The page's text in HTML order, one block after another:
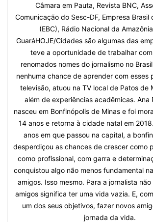
Câmara em Pauta, Revista BNC,
Comunicação do Sesc-DF, Empresa Brasil
(EBC), Rádio Nacional da
GuaráHOJE/Cidades são algumas das
teve a oportunidade de trabalhar
renomados nomes do jornalismo no
nenhuma chance de aprender com esses
televisão, atuou na TV local de Patos de
além de experiências acadêmicas. Ana
nasceu em Bonfinópolis de Minas e foi
14 anos e retorna à cidade natal em
anos em que passou na capital, a
desperdiçou as chances de crescer como
como profissional, com garra e
conquistou algo não menos fundamental
amigos. Isso mesmo. Para a jornalista
amigos significa ter uma vida vazia. E,
um dos seus objetivos, fazer novos
jornada da vida.